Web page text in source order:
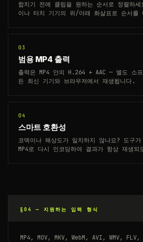
합치기 전에 클립을 원하는 순서로 정렬하
이나 터치 기기의 위/아래 화살표로 순서를
03
범용 MP4 출력
출력은 MP4 안의 H.264 + AAC — 별도 소
든 최신 기기와 브라우저에서 재생됩니다.
04
스마트 호환성
코덱이나 해상도가 일치하지 않나요? 도구
MP4로 다시 인코딩하여 결과가 항상 재생되
§04 — 지원하는 입력 형식
MP4, MOV, MKV, WebM, AVI, WMV, FLV,